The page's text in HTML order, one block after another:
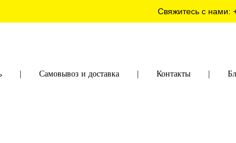
Свяжитесь с нами:
| Самовывоз и доставка | Контакты |